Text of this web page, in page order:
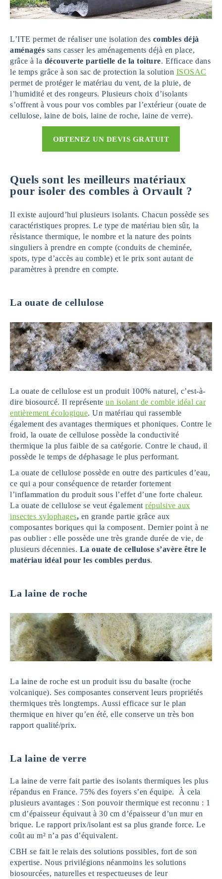
L’ITE permet de réaliser une isolation des combles déjà
aménagés sans casser les aménagements déjà en place,
grâce à la découverte partielle de la toiture. Efficace dans
le temps grâce à son sac de protection la solution ISOSAC
permet de protéger le matériau du vent, de la pluie, de
l’humidité et des rongeurs. Plusieurs choix d’isolants
s’offrent à vous pour vos combles par l’extérieur (ouate de
cellulose, laine de bois, laine de roche, laine de verre).
OBTENEZ UN DEVIS GRATUIT
Quels sont les meilleurs matériaux
pour isoler des combles à Orvault ?
Il existe aujourd’hui plusieurs isolants. Chacun possède ses
caractéristiques propres. Le type de matériau bien sûr, la
résistance thermique, le nombre et la nature des points
singuliers à prendre en compte (conduits de cheminée,
spots, type d’accès au comble) et le prix sont autant de
paramètres à prendre en compte.
La ouate de cellulose
La ouate de cellulose est un produit 100% naturel, c’est-à-
dire biosourcé. Il représente un isolant de comble idéal car
entièrement écologique. Un matériau qui rassemble
également des avantages thermiques et phoniques. Contre le
froid, la ouate de cellulose possède la conductivité
thermique la plus faible de sa catégorie. Contre le chaud, il
possède le temps de déphasage le plus performant.
La ouate de cellulose possède en outre des particules d’eau,
ce qui a pour conséquence de retarder fortement
l’inflammation du produit sous l’effet d’une forte chaleur.
La ouate de cellulose se veut également répulsive aux
insectes xylophages, en grande partie grâce aux
composantes boriques qui la composent. Dernier point à ne
pas oublier : elle possède une très grande durée de vie, de
plusieurs décennies. La ouate de cellulose s’avère être le
matériau idéal pour les combles perdus.
La laine de roche
La laine de roche est un produit issu du basalte (roche
volcanique). Ses composantes conservent leurs propriétés
thermiques très longtemps. Aussi efficace sur le plan
thermique en hiver qu’en été, elle conserve un très bon
rapport qualité/prix.
La laine de verre
La laine de verre fait partie des isolants thermiques les plus
répandus en France. 75% des foyers s’en équipe. À cela
plusieurs avantages : Son pouvoir thermique est reconnu : 1
cm d’épaisseur équivaut à 30 cm d’épaisseur d’un mur en
brique. Le rapport prix/isolant est sa plus grande force. Le
coût au m² n’a pas d’équivalent.
CBH se fait le relais des solutions possibles, fort de son
expertise. Nous privilégions néanmoins les solutions
biosourcées, naturelles et respectueuses de leur